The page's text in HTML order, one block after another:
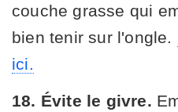
couche grasse qui
bien tenir sur l'ongle.
ici.
18. Évite le givre.